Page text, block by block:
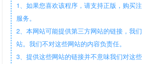
1、如果您喜欢该程序，请支持正版，购买
服务。
2、本网站可能提供第三方网站的链接，我
站。我们不对这些网站的内容负责任。
3、提供这些网站的链接并不意味我们对这